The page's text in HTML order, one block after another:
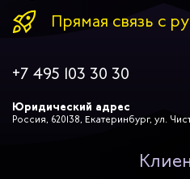
Прямая связь с
+7 495 103 30 30
Юридический адрес
Россия, 620138, Екатеринбург, ул.